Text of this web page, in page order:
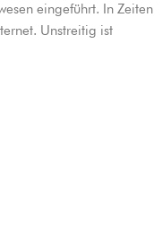
eingeführt. In Zeiten
Unstreitig ist